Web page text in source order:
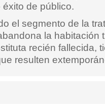
de público.
el segmento de la
la habitación
recién fallecida,
resulten